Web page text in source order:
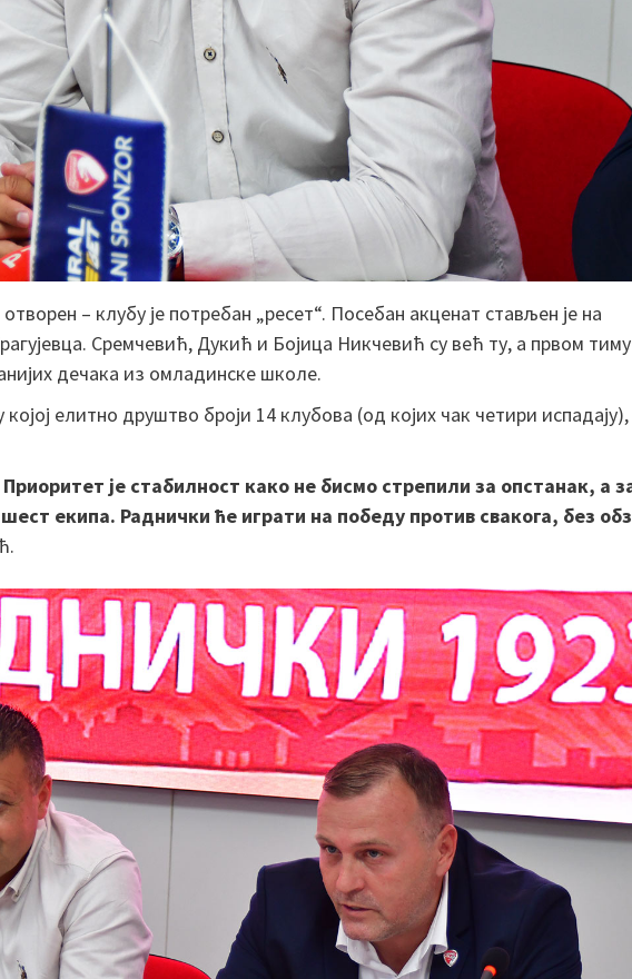
– клубу је потребан „ресет“. Посебан акценат стављен је на
Сремчевић, Дукић и Бојица Никчевић су већ ту, а првом тиму
дечака из омладинске школе.
елитно друштво броји 14 клубова (од којих чак четири
је стабилност како не бисмо стрепили за опстанак, а
екипа. Раднички ће играти на победу против свакога, без